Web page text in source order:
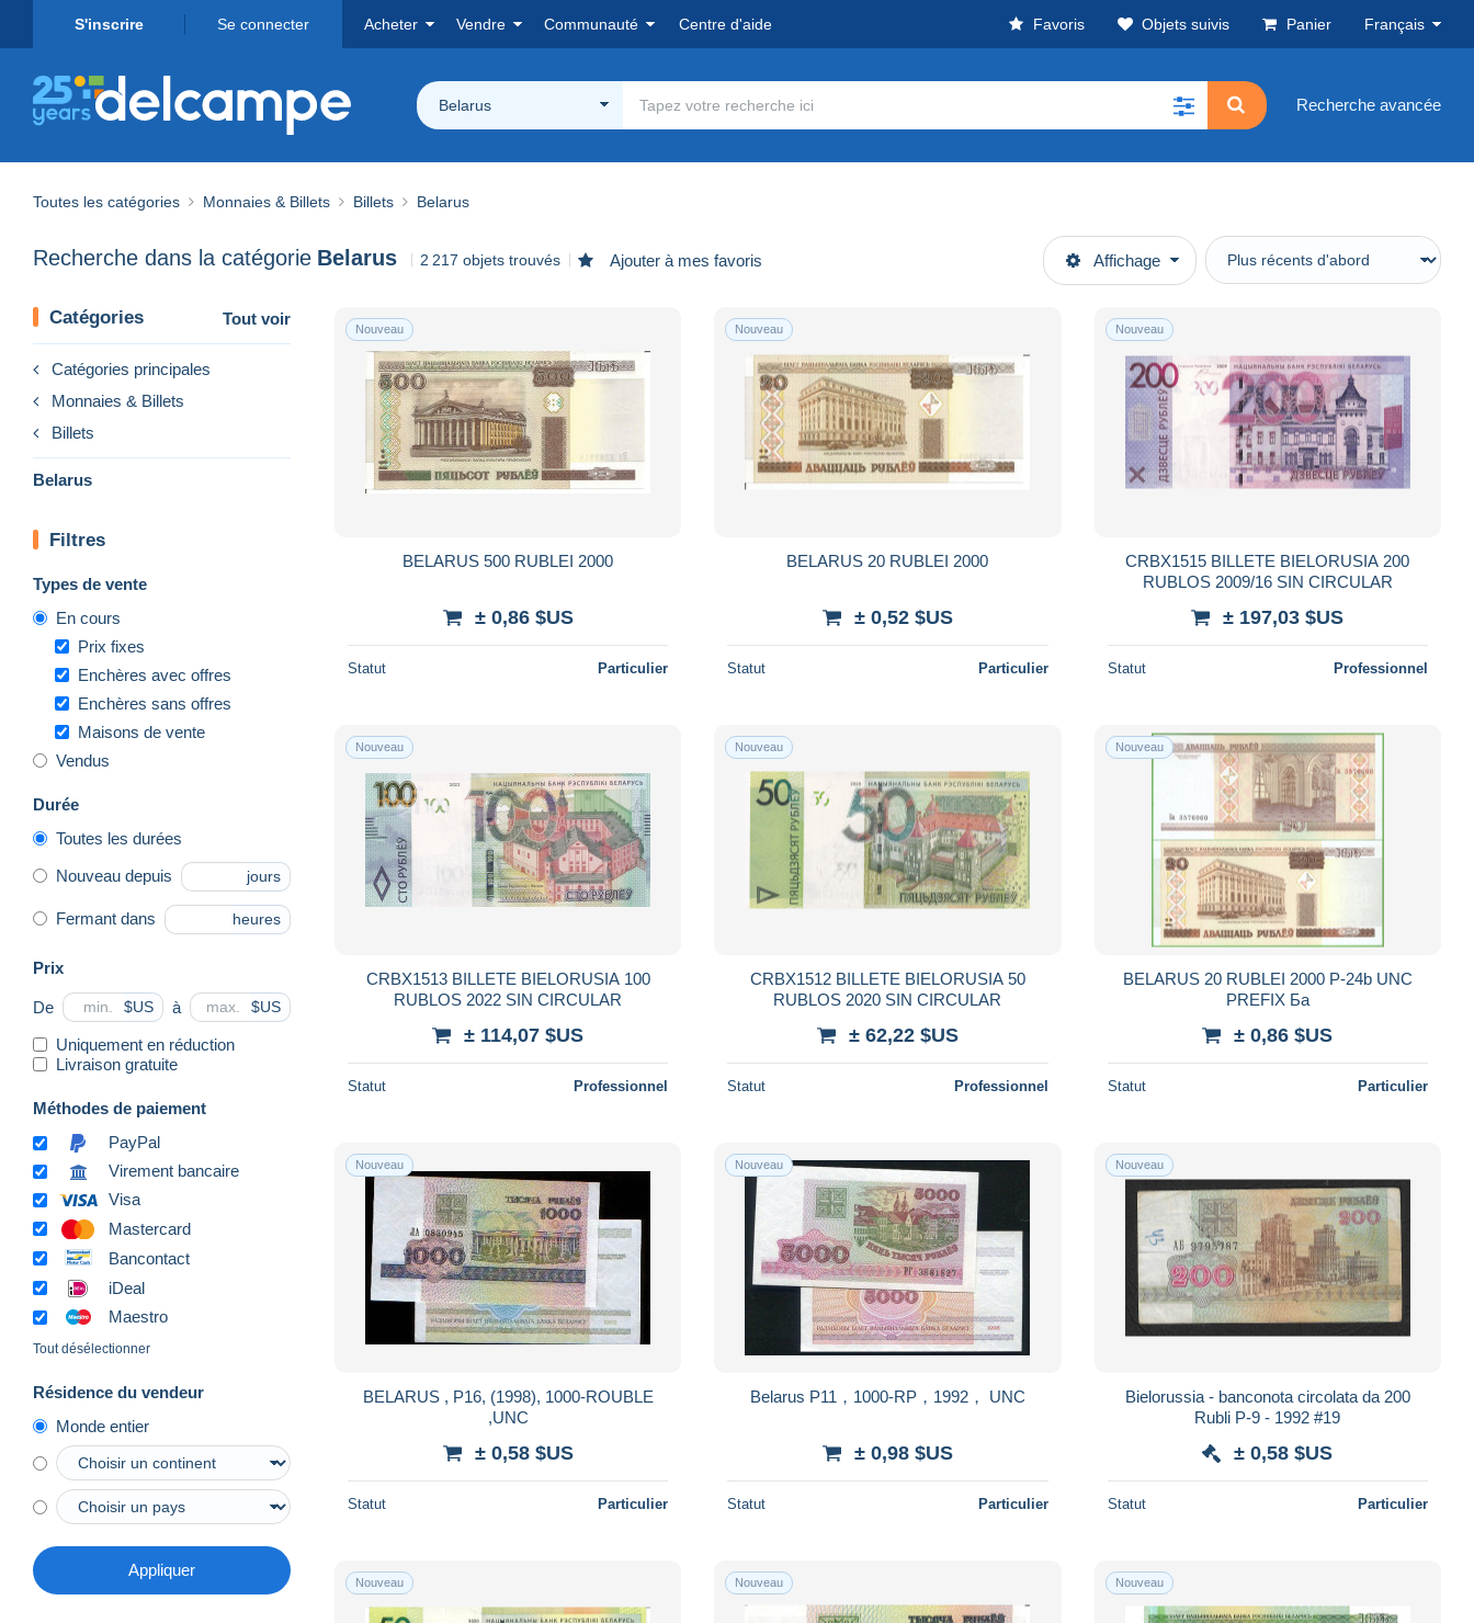
S'inscrire Se connecter Acheter Vendre Communauté Centre d'aide Favoris Objets suivis Panier Français
Belarus Recherche avancée
Toutes les catégories Monnaies & Billets Billets Belarus
Recherche dans la catégorie Belarus 2 217 objets trouvés Ajouter à mes favoris Affichage
Catégories Tout voir
Catégories principales
Monnaies & Billets
Billets
Belarus
Filtres
Types de vente
En cours
Prix fixes
Enchères avec offres
Enchères sans offres
Maisons de vente
Vendus
Durée
Toutes les durées
Nouveau depuis jours
Fermant dans heures
Prix
De $US à $US
Uniquement en réduction
Livraison gratuite
Méthodes de paiement
PayPal
Virement bancaire
Visa
Mastercard
Bancontact
iDeal
Maestro
Tout désélectionner
Résidence du vendeur
Monde entier
Appliquer
Nouveau
BELARUS 500 RUBLEI 2000
± 0,86 $US
Statut Particulier
Nouveau
BELARUS 20 RUBLEI 2000
± 0,52 $US
Statut Particulier
Nouveau
CRBX1515 BILLETE BIELORUSIA 200
RUBLOS 2009/16 SIN CIRCULAR
± 197,03 $US
Statut Professionnel
Nouveau
CRBX1513 BILLETE BIELORUSIA 100
RUBLOS 2022 SIN CIRCULAR
± 114,07 $US
Statut Professionnel
Nouveau
CRBX1512 BILLETE BIELORUSIA 50
RUBLOS 2020 SIN CIRCULAR
± 62,22 $US
Statut Professionnel
Nouveau
BELARUS 20 RUBLEI 2000 P-24b UNC
PREFIX Бa
± 0,86 $US
Statut Particulier
Nouveau
BELARUS , P16, (1998), 1000-ROUBLE
,UNC
± 0,58 $US
Statut Particulier
Nouveau
Belarus P11，1000-RP，1992， UNC
± 0,98 $US
Statut Particulier
Nouveau
Bielorussia - banconota circolata da 200
Rubli P-9 - 1992 #19
± 0,58 $US
Statut Particulier
Nouveau Nouveau Nouveau